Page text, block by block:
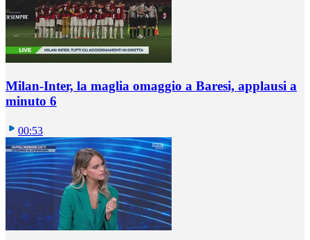
Milan-Inter, la maglia omaggio a Baresi, applausi a
minuto 6
00:53